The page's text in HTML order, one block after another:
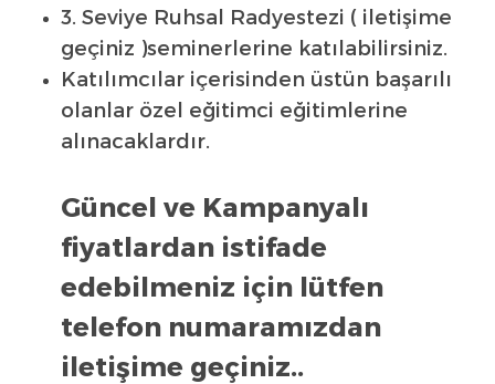
3. Seviye Ruhsal Radyestezi ( iletişime
geçiniz )seminerlerine katılabilirsiniz.
Katılımcılar içerisinden üstün başarılı
olanlar özel eğitimci eğitimlerine
alınacaklardır.
Güncel ve Kampanyalı
fiyatlardan istifade
edebilmeniz için lütfen
telefon numaramızdan
iletişime geçiniz..